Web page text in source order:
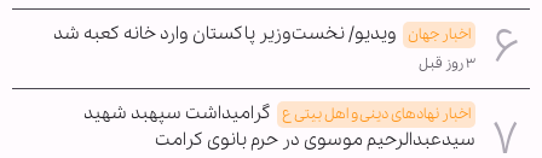
اخبار جهان ویدیو/ نخست‌وزیر پاکستان وارد خانه کعبه شد
۳ روز قبل
اخبار نهادهای دینی و اهل بیتی ع گرامیداشت سپهبد شهید
سیدعبدالرحیم موسوی در حرم بانوی کرامت